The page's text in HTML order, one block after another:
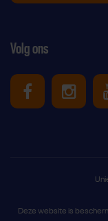
Volg ons
Uniek
Deze website is